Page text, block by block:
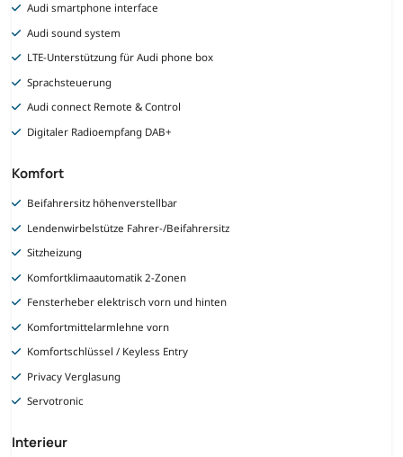
Audi smartphone interface
Audi sound system
LTE-Unterstützung für Audi phone box
Sprachsteuerung
Audi connect Remote & Control
Digitaler Radioempfang DAB+
Komfort
Beifahrersitz höhenverstellbar
Lendenwirbelstütze Fahrer-/Beifahrersitz
Sitzheizung
Komfortklimaautomatik 2-Zonen
Fensterheber elektrisch vorn und hinten
Komfortmittelarmlehne vorn
Komfortschlüssel / Keyless Entry
Privacy Verglasung
Servotronic
Interieur